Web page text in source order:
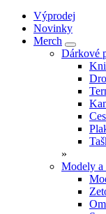
Výprodej
Novinky
Merch
Dárkové
»
Modely a